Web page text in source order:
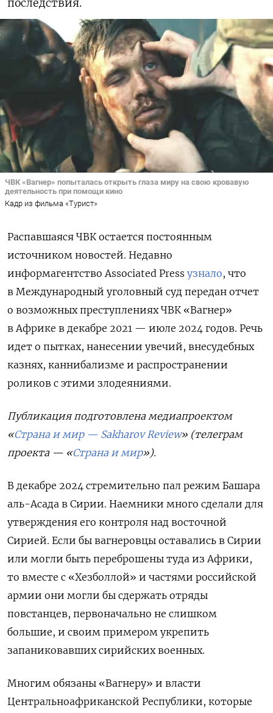
последствия.
ЧВК «Вагнер» попыталась открыть глаза миру на свою кровавую
деятельность при помощи кино
Кадр из фильма «Турист»
Распавшаяся ЧВК остается постоянным
источником новостей. Недавно
информагентство Associated Press узнало, что
в Международный уголовный суд передан отчет
о возможных преступлениях ЧВК «Вагнер»
в Африке в декабре 2021 — июле 2024 годов. Речь
идет о пытках, нанесении увечий, внесудебных
казнях, каннибализме и распространении
роликов с этими злодеяниями.
Публикация подготовлена медиапроектом
«Страна и мир — Sakharov Review» (телеграм
проекта — «Страна и мир»).
В декабре 2024 стремительно пал режим Башара
аль-Асада в Сирии. Наемники много сделали для
утверждения его контроля над восточной
Сирией. Если бы вагнеровцы оставались в Сирии
или могли быть переброшены туда из Африки,
то вместе с «Хезболлой» и частями российской
армии они могли бы сдержать отряды
повстанцев, первоначально не слишком
большие, и своим примером укрепить
запаниковавших сирийских военных.
Многим обязаны «Вагнеру» и власти
Центральноафриканской Республики, которые